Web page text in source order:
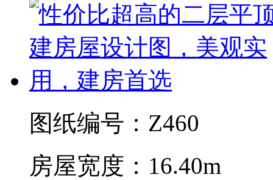
图纸编号：Z460
房屋宽度：16.40m